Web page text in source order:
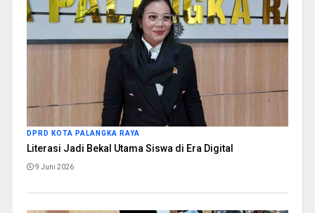
DPRD KOTA PALANGKA RAYA
Literasi Jadi Bekal Utama Siswa di Era Digital
9 Juni 2026